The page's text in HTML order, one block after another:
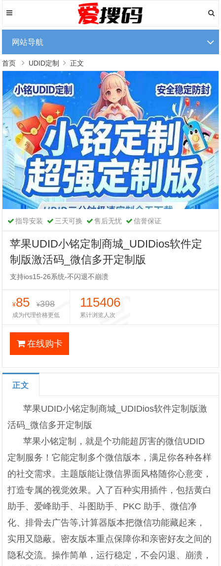
网站导航
首页 UDID定制 正文
指导安装 三天可换 售后无忧 信誉保证
苹果UDID小铭定制商城_UDIDios软件定
制版激活码_微信多开定制版
支持ios15-26系统-不闪退不崩溃
¥85 ¥398
成为代理价格更低
115406
累计浏览人次
在线购卡
正文
苹果UDID小铭定制商城_UDIDios软件定制版激
活码_微信多开定制版
苹果小铭定制，就是个功能超厉害的微信UDID
定制服务！它能定制多个微信版本，满足你各种各样
的社交需求。主题版能让微信界面风格随你心意变，
打造专属的视觉效果。入了百种实用插件，包括黄白
助手、爱峰助手、斗图助手、PKC 助手、微信净
化、排骨去广告等,计算器版本把微信功能藏起来，
实用又隐蔽。密友版本重点保障你和亲密好友之间的
隐私交流。操作简单，运行稳定，不会闪退、崩溃，